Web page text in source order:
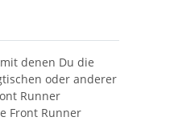
denen Du die
oder anderer
Runner
Front Runner